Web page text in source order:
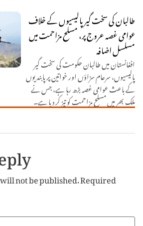
طالبان کی سخت گیر پالیسیوں کے خلاف
عوامی غصہ عروج پر، مسلح مزاحمت میں
مسلسل اضافہ
افغانستان میں طالبان حکومت کی سخت گیر
پالیسیوں، سرعام سزاؤں اور خواتین پر پابندیوں
کے باعث عوامی غصہ بڑھ رہا ہے، جس نے
ملک بھر میں مسلح مزاحمت کو تیز کر دیا ہے۔
not be published.Required